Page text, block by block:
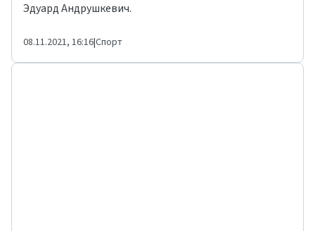
Эдуард Андрушкевич.
08.11.2021, 16:16|Спорт